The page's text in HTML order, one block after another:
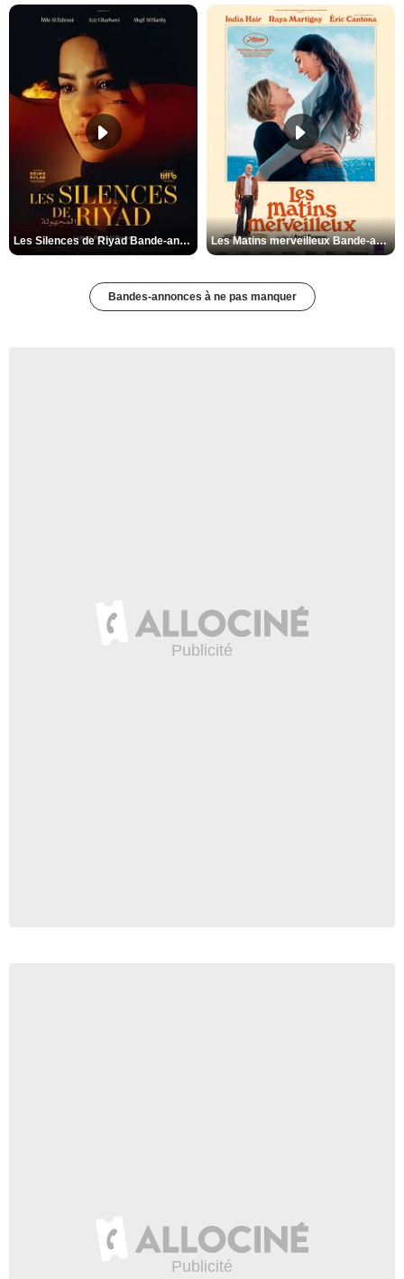
Les Silences de Riyad Bande-annonce VO STFR Les Matins merveilleux Bande-annonce VF
Bandes-annonces à ne pas manquer